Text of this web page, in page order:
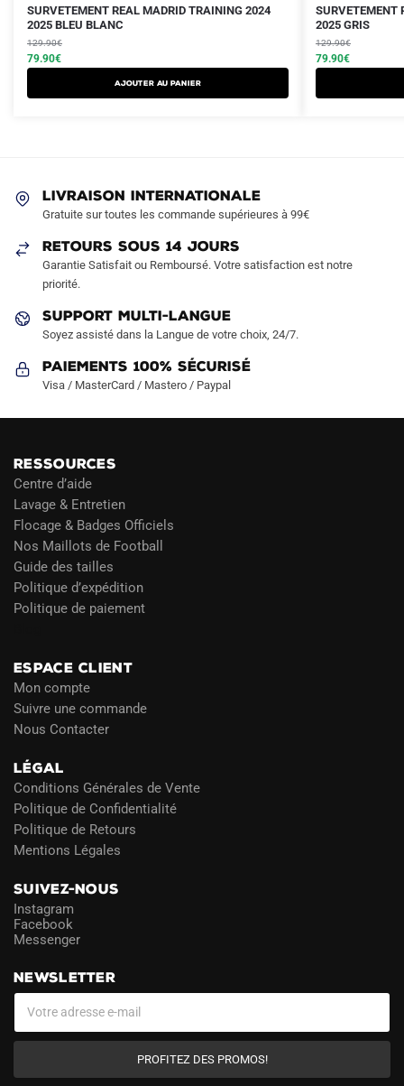
SURVETEMENT REAL MADRID TRAINING 2024
2025 BLEU BLANC
129.90€
Le
prix
initial
était :
79.90€
Le
prix
actuel
est :
AJOUTER AU PANIER
Ce
produit
a
plusieurs
variations.
choisies
la
page
produit
SURVETEMENT
2025 GRIS
129.90€
Le
prix
initial
était :
79.90€
Le
prix
actuel
est :
LIVRAISON INTERNATIONALE
Gratuite sur toutes les commande supérieures à 99€
RETOURS SOUS 14 JOURS
Garantie Satisfait ou Remboursé. Votre satisfaction est notre
priorité.
SUPPORT MULTI-LANGUE
Soyez assisté dans la Langue de votre choix, 24/7.
Paiements 100% Sécurisé
Visa / MasterCard / Mastero / Paypal
RESSOURCES
Centre d’aide
Lavage & Entretien
Flocage & Badges Officiels
Nos Maillots de Football
Guide des tailles
Politique d’expédition
Politique de paiement
ESPACE CLIENT
Mon compte
Suivre une commande
Nous Contacter
LÉGAL
Conditions Générales de Vente
Politique de Confidentialité
Politique de Retours
Mentions Légales
SUIVEZ-NOUS
Instagram
Facebook
Messenger
NEWSLETTER
PROFITEZ DES PROMOS!